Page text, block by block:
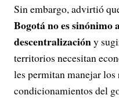
Sin embargo, advirtió
Bogotá no es sinónimo
descentralizacióny
territorios necesitan
les permitan manejar los
condicionamientos del